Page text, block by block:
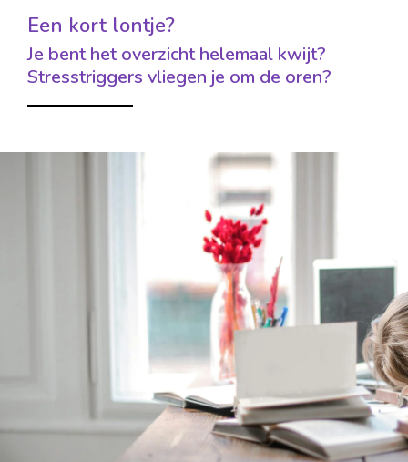
Een kort lontje?
Je bent het overzicht helemaal kwijt?
Stresstriggers vliegen je om de oren?